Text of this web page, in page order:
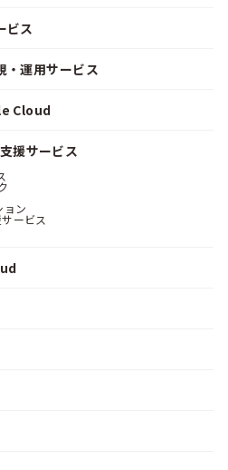
ビス
運用サービス
Cloud
援サービス
ョン
ービス